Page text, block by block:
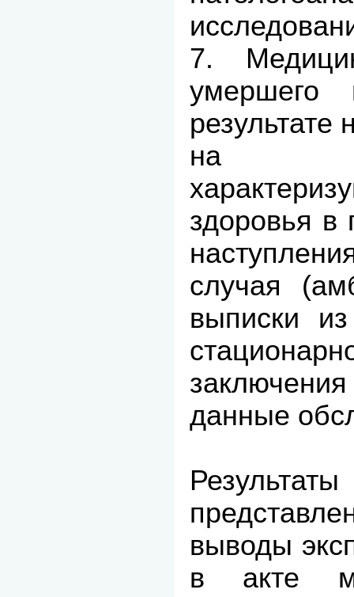
7.
умершего
результате
на
здоровья в
случая
выписки
данные
выводы
в акте